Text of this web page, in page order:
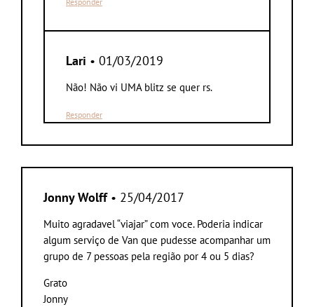
Lari • 01/03/2019
Não! Não vi UMA blitz se quer rs.
Responder
Jonny Wolff• 25/04/2017
Muito agradavel “viajar” com voce. Poderia indicar
algum serviço de Van que pudesse acompanhar um
grupo de 7 pessoas pela região por 4 ou 5 dias?
Grato
Jonny